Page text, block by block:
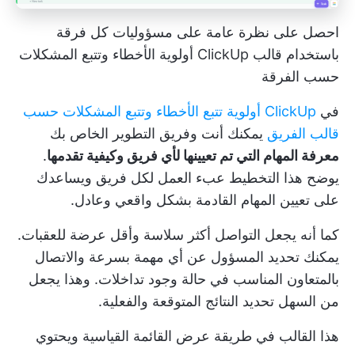
احصل على نظرة عامة على مسؤوليات كل فرقة
باستخدام قالب ClickUp أولوية الأخطاء وتتبع المشكلات
حسب الفرقة
في
ClickUp أولوية تتبع الأخطاء وتتبع المشكلات حسب
قالب الفريق يمكنك أنت وفريق التطوير الخاص بك
معرفة المهام التي تم تعيينها لأي فريق وكيفية تقدمها.
يوضح هذا التخطيط عبء العمل لكل فريق ويساعدك
على تعيين المهام القادمة بشكل واقعي وعادل.
كما أنه يجعل التواصل أكثر سلاسة وأقل عرضة للعقبات.
يمكنك تحديد المسؤول عن أي مهمة بسرعة والاتصال
بالمتعاون المناسب في حالة وجود تداخلات. وهذا يجعل
من السهل تحديد النتائج المتوقعة والفعلية.
هذا القالب في طريقة عرض القائمة القياسية ويحتوي